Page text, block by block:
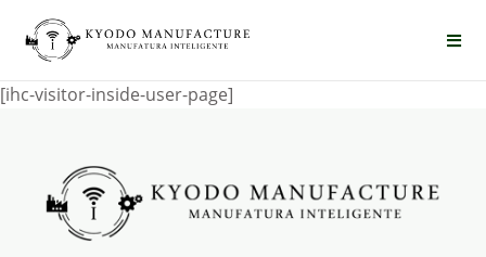
[ihc-visitor-inside-user-page]